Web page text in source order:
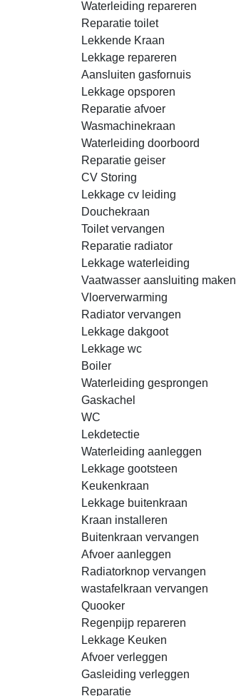
Waterleiding repareren
Reparatie toilet
Lekkende Kraan
Lekkage repareren
Aansluiten gasfornuis
Lekkage opsporen
Reparatie afvoer
Wasmachinekraan
Waterleiding doorboord
Reparatie geiser
CV Storing
Lekkage cv leiding
Douchekraan
Toilet vervangen
Reparatie radiator
Lekkage waterleiding
Vaatwasser aansluiting maken
Vloerverwarming
Radiator vervangen
Lekkage dakgoot
Lekkage wc
Boiler
Waterleiding gesprongen
Gaskachel
WC
Lekdetectie
Waterleiding aanleggen
Lekkage gootsteen
Keukenkraan
Lekkage buitenkraan
Kraan installeren
Buitenkraan vervangen
Afvoer aanleggen
Radiatorknop vervangen
wastafelkraan vervangen
Quooker
Regenpijp repareren
Lekkage Keuken
Afvoer verleggen
Gasleiding verleggen
Reparatie